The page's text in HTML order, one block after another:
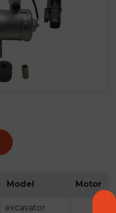
Model Motor
excavator